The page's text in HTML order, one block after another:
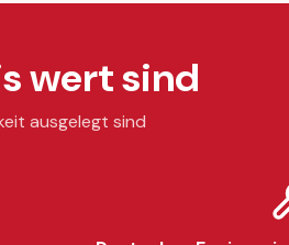
wert sind
ausgelegt sind